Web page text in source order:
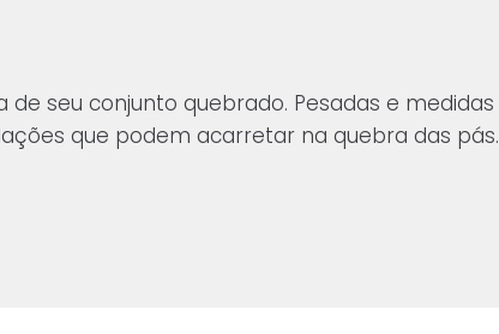
seu conjunto quebrado. Pesadas e
que podem acarretar na quebra das pás.